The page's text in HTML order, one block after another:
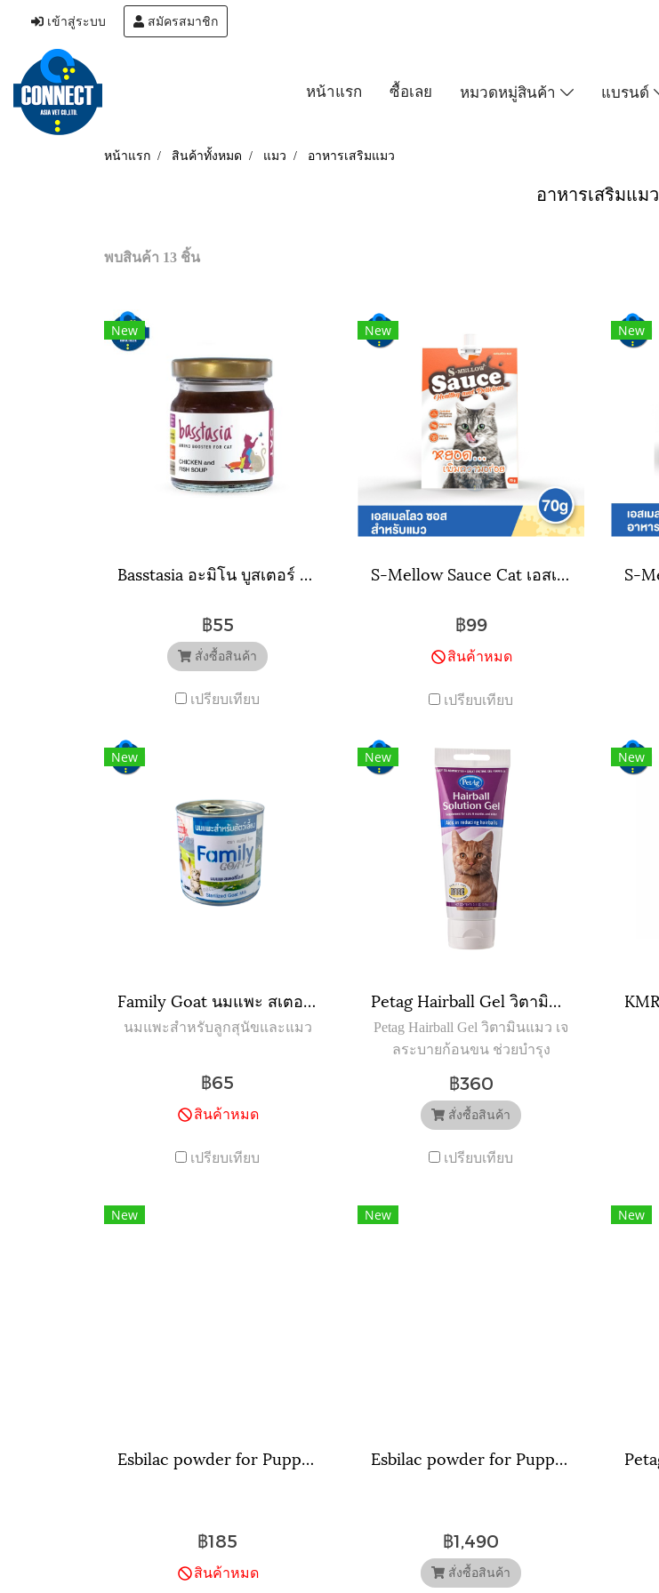
เข้าสู่ระบบ สมัครสมาชิก
หน้าแรก ซื้อเลย หมวดหมู่สินค้า แบรนด์
หน้าแรก สินค้าทั้งหมด แมว อาหารเสริมแมว
อาหารเสริมแมว
พบสินค้า 13 ชิ้น
New
Basstasia อะมิโน บูสเตอร์ ซุปไก่และปลาสกัดเข้มข้นสำหรับแมว หอมอร่อย บำรุงทันที 40 ml.
฿55
สั่งซื้อสินค้า
เปรียบเทียบ
New
S-Mellow Sauce Cat เอสเมลโลว์ ซอส แคท ซอสปลาทูน่าและแกะ สำหรับแมว หยอดเพิ่มความอร่อย 70 กรัม
฿99
สินค้าหมด
เปรียบเทียบ
New
New
Family Goat นมแพะ สเตอริไลส์ สำหรับสัตว์ สุนัข แมว 400 mL
นมแพะสำหรับลูกสุนัขและแมว
฿65
สินค้าหมด
เปรียบเทียบ
New
Petag Hairball Gel วิตามินแมว เจลระบายก้อนขน ช่วยบำรุงผิวหนัง ขับถ่ายดี สำหรับแมวทุกสายพันธุ์ (100 กรัม/หลอด)
Petag Hairball Gel วิตามินแมว เจ
ลระบายก้อนขน ช่วยบำรุง
สายพันธุ์ (100 กรัม/หลอด)
฿360
สั่งซื้อสินค้า
เปรียบเทียบ
New
New
Esbilac powder for Puppy นมผงลูกสุนัข แอสบิแลคชนิดผง ขนาด 21 กรัม
฿185
สินค้าหมด
New
Esbilac powder for Puppy นมผงลูกสุนัข แอสบิแลคชนิดผง ขนาด340g (12oz.)
฿1,490
สั่งซื้อสินค้า
New